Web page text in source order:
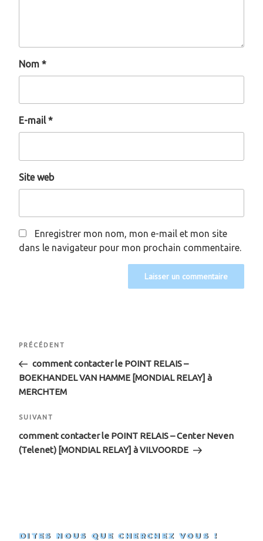
Nom *
E-mail*
Site web
Enregistrer mon nom, mon e-mail et mon site
dans le navigateur pour mon prochain commentaire.
Navigation
de
l’article
Article
précédent
PRÉCÉDENT
comment contacter le POINT RELAIS –
BOEKHANDEL VAN HAMME [MONDIAL RELAY] à
MERCHTEM
Article
suivant
SUIVANT
comment contacter le POINT RELAIS – Center Neven
(Telenet) [MONDIAL RELAY] à VILVOORDE
DITES NOUS QUE CHERCHEZ VOUS !